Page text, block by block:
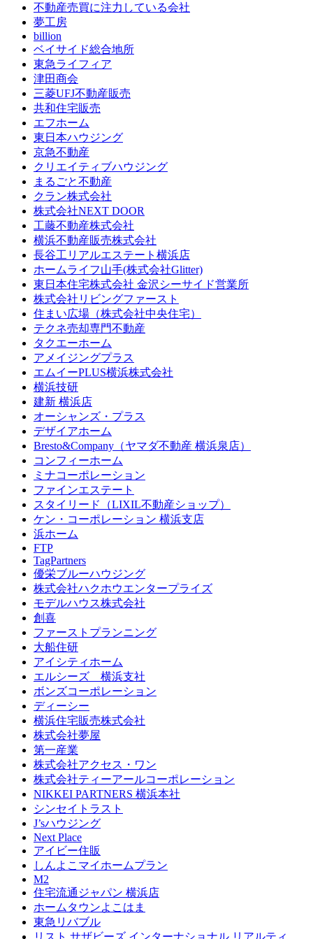
不動産売買に注力している会社
夢工房
billion
ベイサイド総合地所
東急ライフィア
津田商会
三菱UFJ不動産販売
共和住宅販売
エフホーム
東日本ハウジング
京急不動産
クリエイティブハウジング
まるごと不動産
クラン株式会社
株式会社NEXT DOOR
工藤不動産株式会社
横浜不動産販売株式会社
長谷工リアルエステート横浜店
ホームライフ山手(株式会社Glitter)
東日本住宅株式会社 金沢シーサイド営業所
株式会社リビングファースト
住まい広場（株式会社中央住宅）
テクネ売却専門不動産
タクエーホーム
アメイジングプラス
エムイーPLUS横浜株式会社
横浜技研
建新 横浜店
オーシャンズ・プラス
デザイアホーム
Bresto&Company（ヤマダ不動産 横浜泉店）
コンフィーホーム
ミナコーポレーション
ファインエステート
スタイリード（LIXIL不動産ショップ）
ケン・コーポレーション 横浜支店
浜ホーム
FTP
TagPartners
優栄ブルーハウジング
株式会社ハクホウエンタープライズ
モデルハウス株式会社
創喜
ファーストプランニング
大船住研
アイシティホーム
エルシーズ 横浜支社
ボンズコーポレーション
ディーシー
横浜住宅販売株式会社
株式会社夢屋
第一産業
株式会社アクセス・ワン
株式会社ティーアールコーポレーション
NIKKEI PARTNERS 横浜本社
シンセイトラスト
J’sハウジング
Next Place
アイビー住販
しんよこマイホームプラン
M2
住宅流通ジャパン 横浜店
ホームタウンよこはま
東急リバブル